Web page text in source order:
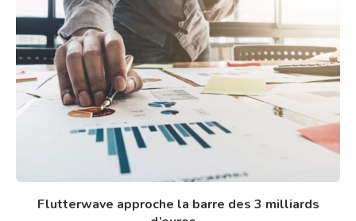
Flutterwave approche la barre des 3 milliards